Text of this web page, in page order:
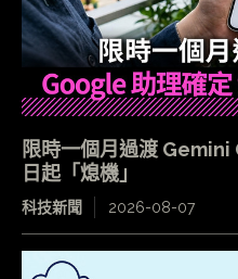
限時一個月過渡
日起「熄機」
科技新聞 2026-08-07